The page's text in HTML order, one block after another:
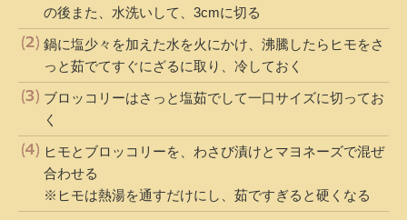
の後また、水洗いして、3cmに切る
鍋に塩少々を加えた水を火にかけ、沸騰したらヒモをさ
っと茹でてすぐにざるに取り、冷しておく
ブロッコリーはさっと塩茹でして一口サイズに切ってお
く
ヒモとブロッコリーを、わさび漬けとマヨネーズで混ぜ
合わせる
※ヒモは熱湯を通すだけにし、茹ですぎると硬くなる